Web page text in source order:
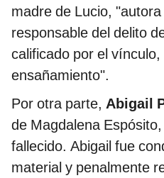
madre de Lucio,
responsable del delito
calificado por el
ensañamiento".
Por otra parte, Abigail
de Magdalena
fallecido. Abigail fue
material y penalmente